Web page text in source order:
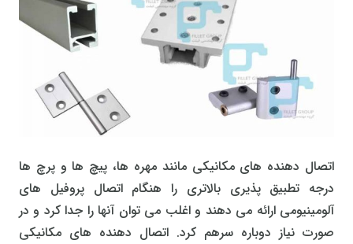
اتصال دهنده های مکانیکی مانند مهره ها، پیچ ها و پرچ ها
درجه تطبیق پذیری بالاتری را هنگام اتصال پروفیل های
آلومینیومی ارائه می دهند و اغلب می توان آنها را جدا کرد و در
صورت نیاز دوباره سرهم کرد. اتصال دهنده های مکانیکی